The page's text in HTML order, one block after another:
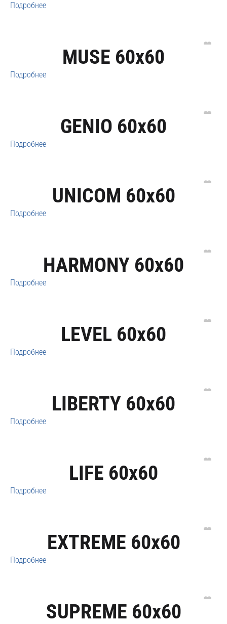
Подробнее
MUSE 60x60
Подробнее
GENIO 60x60
Подробнее
UNICOM 60x60
Подробнее
HARMONY 60x60
Подробнее
LEVEL 60x60
Подробнее
LIBERTY 60x60
Подробнее
LIFE 60x60
Подробнее
EXTREME 60x60
Подробнее
SUPREME 60x60